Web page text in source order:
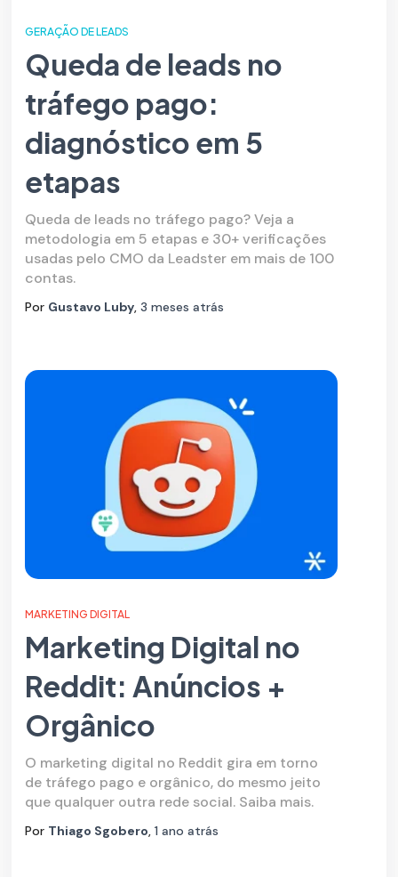
GERAÇÃO DE LEADS
Queda de leads no
tráfego pago:
diagnóstico em 5
etapas
Queda de leads no tráfego pago? Veja a
metodologia em 5 etapas e 30+ verificações
usadas pelo CMO da Leadster em mais de 100
contas.
Por Gustavo Luby,3 meses atrás
MARKETING DIGITAL
Marketing Digital no
Reddit: Anúncios +
Orgânico
O marketing digital no Reddit gira em torno
de tráfego pago e orgânico, do mesmo jeito
que qualquer outra rede social. Saiba mais.
Por Thiago Sgobero,1 ano atrás